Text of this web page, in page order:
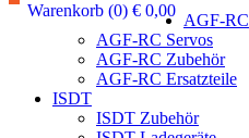
Warenkorb (0) € 0,00
AGF-RC
AGF-RC Servos
AGF-RC Zubehör
AGF-RC Ersatzteile
ISDT
ISDT Zubehör